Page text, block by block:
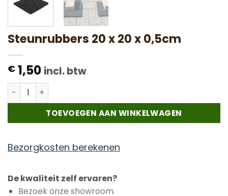
Steunrubbers 20 x 20 x 0,5cm
€ 1,50 incl. btw
Steunrubbers 20 x 20 x 0,5cm aantal
TOEVOEGEN AAN WINKELWAGEN
Bezorgkosten berekenen
De kwaliteit zelf ervaren?
Bezoek onze showroom.